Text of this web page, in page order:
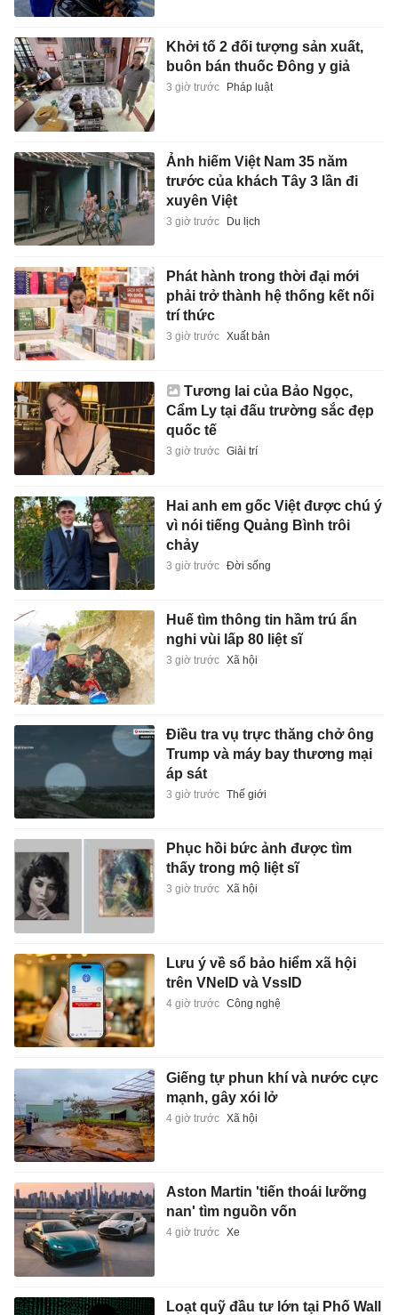
Khởi tố 2 đối tượng sản xuất,
buôn bán thuốc Đông y giả
3 giờ trước Pháp luật
Ảnh hiếm Việt Nam 35 năm
trước của khách Tây 3 lần đi
xuyên Việt
3 giờ trước Du lịch
Phát hành trong thời đại mới
phải trở thành hệ thống kết nối
trí thức
3 giờ trước Xuất bản
Tương lai của Bảo Ngọc,
Cẩm Ly tại đấu trường sắc đẹp
quốc tế
3 giờ trước Giải trí
Hai anh em gốc Việt được chú ý
vì nói tiếng Quảng Bình trôi
chảy
3 giờ trước Đời sống
Huế tìm thông tin hầm trú ẩn
nghi vùi lấp 80 liệt sĩ
3 giờ trước Xã hội
Điều tra vụ trực thăng chở ông
Trump và máy bay thương mại
áp sát
3 giờ trước Thế giới
Phục hồi bức ảnh được tìm
thấy trong mộ liệt sĩ
3 giờ trước Xã hội
Lưu ý về sổ bảo hiểm xã hội
trên VNeID và VssID
4 giờ trước Công nghệ
Giếng tự phun khí và nước cực
mạnh, gây xói lở
4 giờ trước Xã hội
Aston Martin 'tiến thoái lưỡng
nan' tìm nguồn vốn
4 giờ trước Xe
Loạt quỹ đầu tư lớn tại Phố Wall